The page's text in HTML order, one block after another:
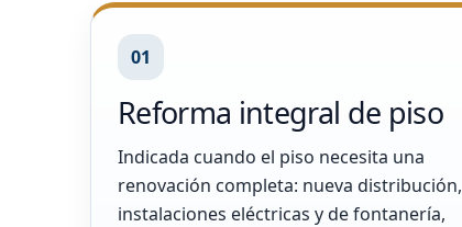
01
Reforma integral de piso
Indicada cuando el piso necesita una
renovación completa: nueva distribución,
instalaciones eléctricas y de fontanería,